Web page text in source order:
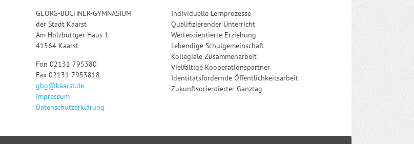
GEORG-BÜCHNER-GYMNASIUM
der Stadt Kaarst
Am Holzbüttger Haus 1
41564 Kaarst
Fon 02131 795380
Fax 02131 7953818
gbg@kaarst.de
Impressum
Datenschutzerklärung
Individuelle Lernprozesse
Qualifizierender Unterricht
Werteorientierte Erziehung
Lebendige Schulgemeinschaft
Kollegiale Zusammenarbeit
Vielfältige Kooperationspartner
Identitätsfördernde Öffentlichkeitsarbeit
Zukunftsorientierter Ganztag